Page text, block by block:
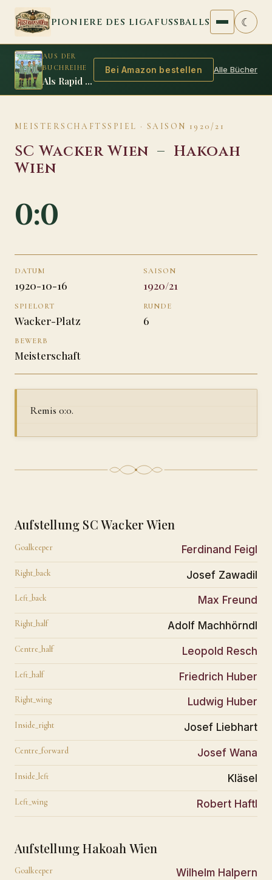
Zum Inhalt springen
PIONIERE DES LIGAFUSSBALLS ☾
AUS DER
BUCHREIHE
Als Rapid zum ersten Mal Meister wurde
Bei Amazon bestellen Alle Bücher
MEISTERSCHAFTSSPIEL · SAISON 1920/21
SC Wacker Wien – Hakoah
Wien
0:0
DATUM
1920-10-16
SAISON
1920/21
SPIELORT
Wacker-Platz
RUNDE
6
BEWERB
Meisterschaft
Remis 0:0.
Aufstellung SC Wacker Wien
Goalkeeper Ferdinand Feigl
Right_back Josef Zawadil
Left_back Max Freund
Right_half Adolf Machhörndl
Centre_half Leopold Resch
Left_half Friedrich Huber
Right_wing Ludwig Huber
Inside_right Josef Liebhart
Centre_forward Josef Wana
Inside_left Kläsel
Left_wing Robert Haftl
Aufstellung Hakoah Wien
Goalkeeper Wilhelm Halpern